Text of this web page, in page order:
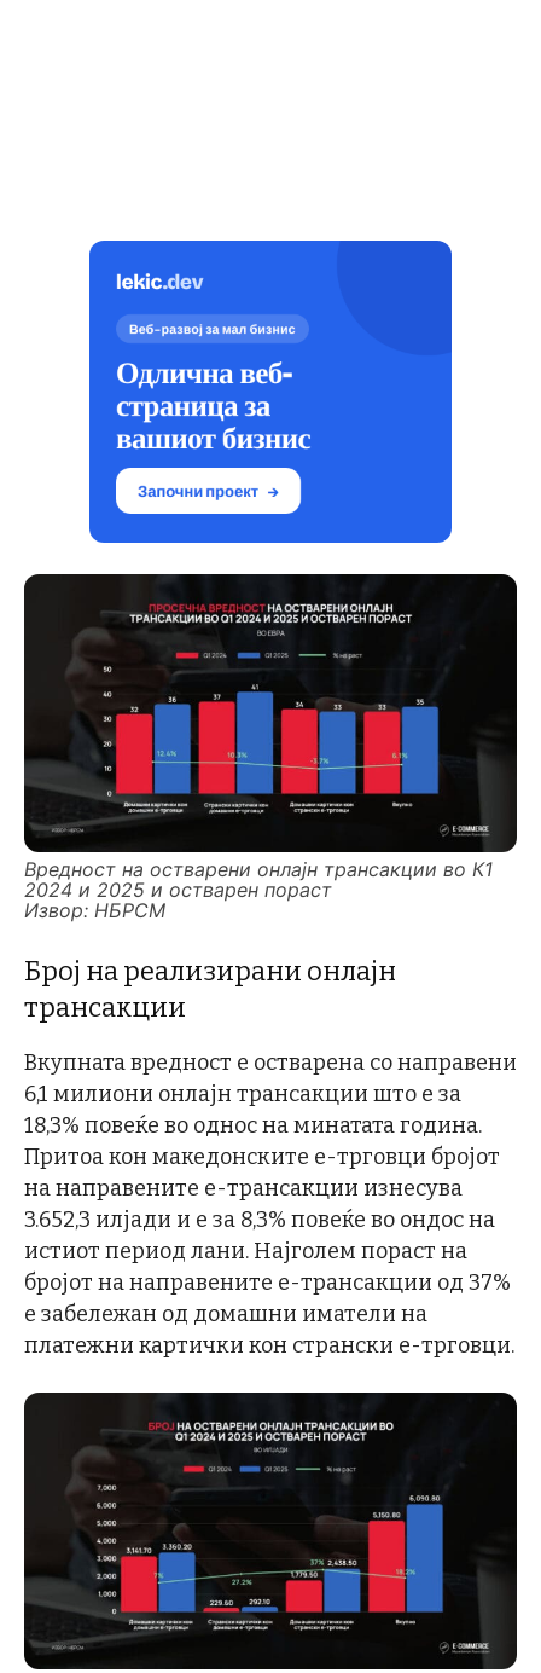
Вредност на остварени онлајн трансакции во К1
2024 и 2025 и остварен пораст
Извор: НБРСМ
Број на реализирани онлајн
трансакции
Вкупната вредност е остварена со направени
6,1 милиони онлајн трансакции што е за
18,3% повеќе во однос на минатата година.
Притоа кон македонските е-трговци бројот
на направените е-трансакции изнесува
3.652,3 илјади и е за 8,3% повеќе во ондос на
истиот период лани. Најголем пораст на
бројот на направените е-трансакции од 37%
е забележан од домашни иматели на
платежни картички кон странски е-трговци.